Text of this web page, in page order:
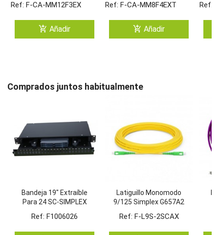
Ref: F-CA-MM12F3EX
add_shopping_cart Añadir
Ref: F-CA-MM8F4EXT
add_shopping_cart Añadir
Ref:
Comprados juntos habitualmente
Bandeja 19" Extraíble
Para 24 SC-SIMPLEX
Ref: F1006026
Latiguillo Monomodo
9/125 Simplex G657A2
Ref: F-L9S-2SCAX